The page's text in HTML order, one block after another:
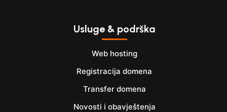
Usluge & podrška
Web hosting
Registracija domena
Transfer domena
Novosti i obavještenja